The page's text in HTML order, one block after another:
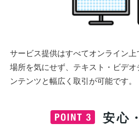
サービス提供はすべてオンライン
場所を気にせず、テキスト・ビデ
ンテンツと幅広く取引が可能です。
安心